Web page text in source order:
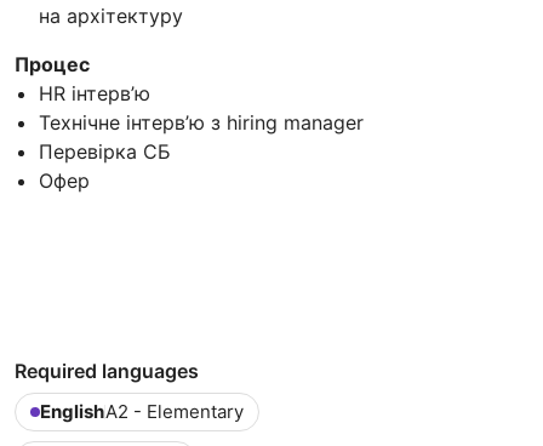
на архітектуру
Процес
HR інтерв’ю
Технічне інтерв’ю з hiring manager
Перевірка СБ
Офер
Required languages
EnglishA2 - Elementary